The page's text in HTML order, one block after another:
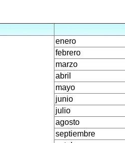
enero
febrero
marzo
abril
mayo
junio
julio
agosto
septiembre